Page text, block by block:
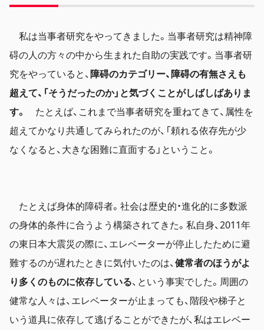
私は当事者研究をやってきました。当事者研究は精神障
碍の人の方々の中から生まれた自助の実践です。当事者研
究をやっていると、障碍のカテゴリー、障碍の有無さえも
超えて、「そうだったのか」と気づくことがしばしばありま
す。
たとえば、これまで当事者研究を重ねてきて、属性を
超えてかなり共通してみられたのが、「頼れる依存先が少
なくなると、大きな困難に直面する」ということ。
たとえば身体的障碍者。社会は歴史的・進化的に多数派
の身体的条件に合うよう構築されてきた。私自身、2011年
の東日本大震災の際に、エレベーターが停止したために避
難するのが遅れたときに気付いたのは、健常者のほうがよ
り多くのものに依存している、という事実でした。周囲の
健常な人々は、エレベーターが止まっても、階段や梯子と
いう道具に依存して逃げることができたが、私はエレベー